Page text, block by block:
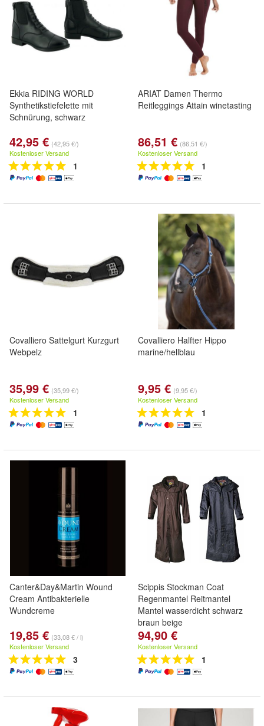
Ekkia RIDING WORLD
Synthetikstiefelette mit
Schnürung, schwarz
42,95 € (42,95 €/)
Kostenloser Versand
1
ARIAT Damen Thermo
Reitleggings Attain winetasting
86,51 € (86,51 €/)
Kostenloser Versand
1
Covalliero Sattelgurt Kurzgurt
Webpelz
35,99 € (35,99 €/)
Kostenloser Versand
1
Covalliero Halfter Hippo
marine/hellblau
9,95 € (9,95 €/)
Kostenloser Versand
1
Canter&Day&Martin Wound
Cream Antibakterielle
Wundcreme
19,85 € (33,08 € / l)
Kostenloser Versand
3
Scippis Stockman Coat
Regenmantel Reitmantel
Mantel wasserdicht schwarz
braun beige
94,90 €
Kostenloser Versand
1